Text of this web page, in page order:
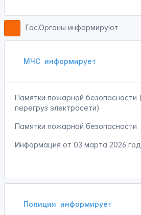
Гос.Органы информируют
МЧС информирует
Памятки пожарной безопасности
перегруз электросети)
Памятки пожарной безопасности
Информация от 03 марта 2026
Полиция информирует